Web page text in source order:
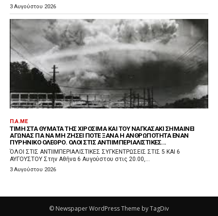
3 Αυγούστου 2026
Π.Α.ΜΕ
ΤΙΜΉ ΣΤΑ ΘΎΜΑΤΑ ΤΗΣ ΧΙΡΟΣΊΜΑ ΚΑΙ ΤΟΥ ΝΑΓΚΑΣΆΚΙ ΣΗΜΑΊΝΕΙ
ΑΓΏΝΑΣ ΓΙΑ ΝΑ ΜΗ ΖΉΣΕΙ ΠΟΤΈ ΞΑΝΆ Η ΑΝΘΡΩΠΌΤΗΤΑ ΈΝΑΝ
ΠΥΡΗΝΙΚΌ ΌΛΕΘΡΟ. ΌΛΟΙ ΣΤΙΣ ΑΝΤΙΙΜΠΕΡΙΑΛΙΣΤΙΚΈΣ...
ΌΛΟΙ ΣΤΙΣ ΑΝΤΙΙΜΠΕΡΙΑΛΙΣΤΙΚΕΣ ΣΥΓΚΕΝΤΡΩΣΕΙΣ ΣΤΙΣ 5 ΚΑΙ 6
ΑΥΓΟΥΣΤΟΥ Στην Αθήνα 6 Αυγούστου στις 20.00,...
3 Αυγούστου 2026
© Newspaper WordPress Theme by TagDiv